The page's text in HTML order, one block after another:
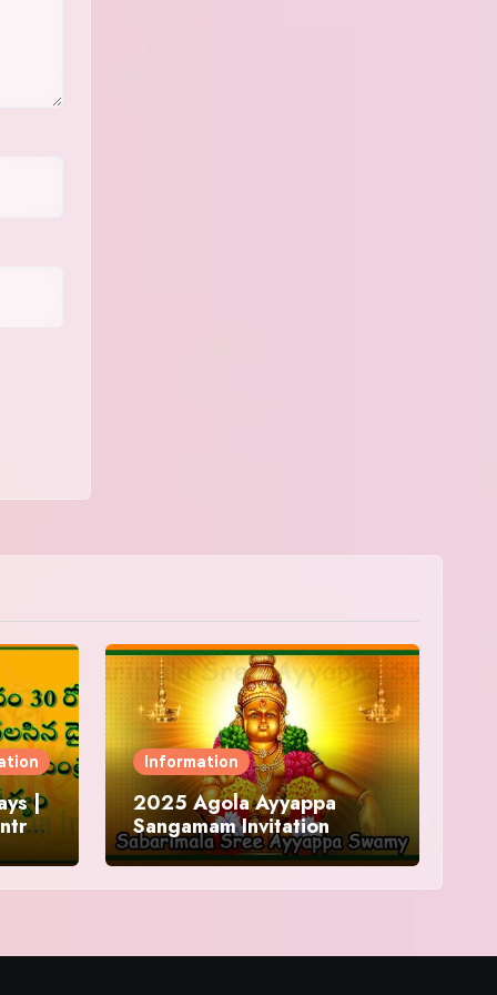
|
Information
2025 Agola Ayyappa
Sangamam Invitation